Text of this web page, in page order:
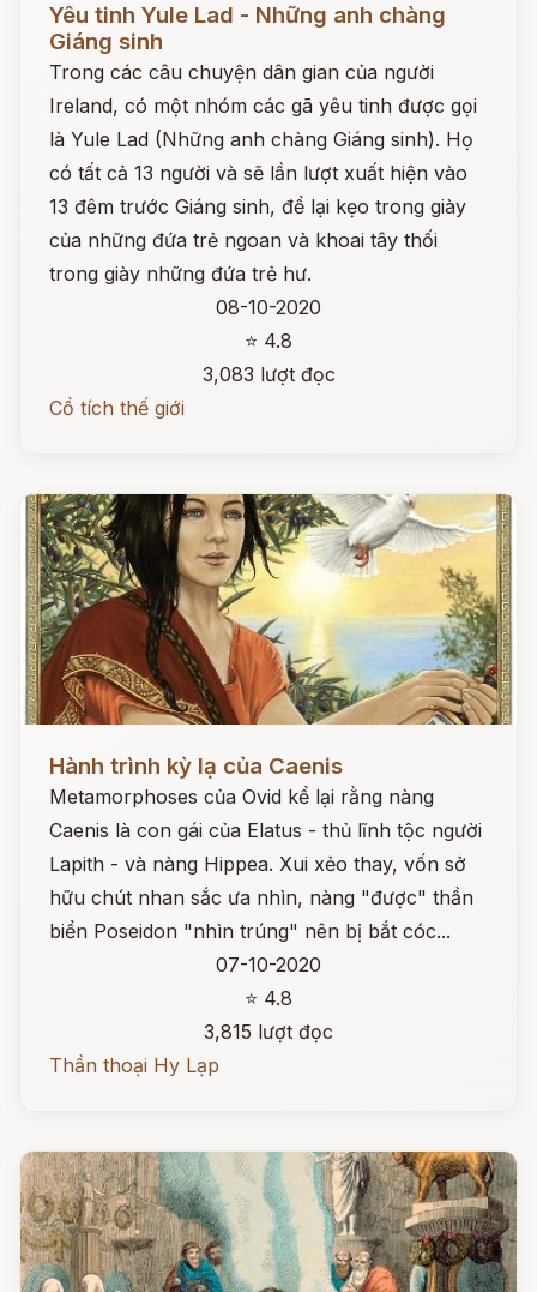
Yêu tinh Yule Lad - Những anh chàng
Giáng sinh
Trong các câu chuyện dân gian của người
Ireland, có một nhóm các gã yêu tinh được gọi
là Yule Lad (Những anh chàng Giáng sinh). Họ
có tất cả 13 người và sẽ lần lượt xuất hiện vào
13 đêm trước Giáng sinh, để lại kẹo trong giày
của những đứa trẻ ngoan và khoai tây thối
trong giày những đứa trẻ hư.
08-10-2020
⭐ 4.8
3,083 lượt đọc
Cổ tích thế giới
Hành trình kỳ lạ của Caenis
Metamorphoses của Ovid kể lại rằng nàng
Caenis là con gái của Elatus - thủ lĩnh tộc người
Lapith - và nàng Hippea. Xui xẻo thay, vốn sở
hữu chút nhan sắc ưa nhìn, nàng "được" thần
biển Poseidon "nhìn trúng" nên bị bắt cóc...
07-10-2020
⭐ 4.8
3,815 lượt đọc
Thần thoại Hy Lạp